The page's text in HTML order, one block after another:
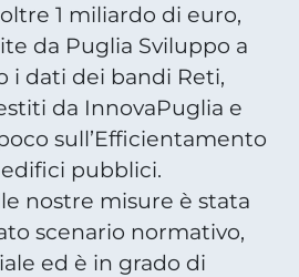
1 miliardo di euro,
da Puglia Sviluppo a
i dati dei bandi Reti,
da InnovaPuglia e
sull’Efficientamento
pubblici.
nostre misure è stata
scenario normativo,
ed è in grado di